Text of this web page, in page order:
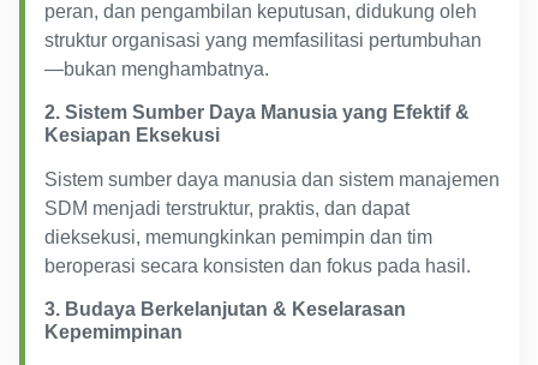
peran, dan pengambilan keputusan, didukung oleh
struktur organisasi yang memfasilitasi pertumbuhan
—bukan menghambatnya.
2. Sistem Sumber Daya Manusia yang Efektif &
Kesiapan Eksekusi
Sistem sumber daya manusia dan sistem manajemen
SDM menjadi terstruktur, praktis, dan dapat
dieksekusi, memungkinkan pemimpin dan tim
beroperasi secara konsisten dan fokus pada hasil.
3. Budaya Berkelanjutan & Keselarasan
Kepemimpinan